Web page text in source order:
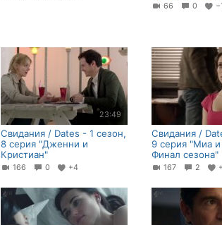
66 0
23:49
Свидания / Dates - 1 сезон,
8 серия "Дженни и
Кристиан"
166 0 +4
Свидания /
9 серия "Миа
Финал сезона"
167 2